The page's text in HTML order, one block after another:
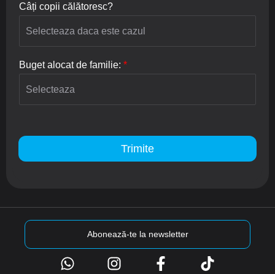
Câți copii călătoresc?
Buget alocat de familie: *
Trimite
Abonează-te la newsletter